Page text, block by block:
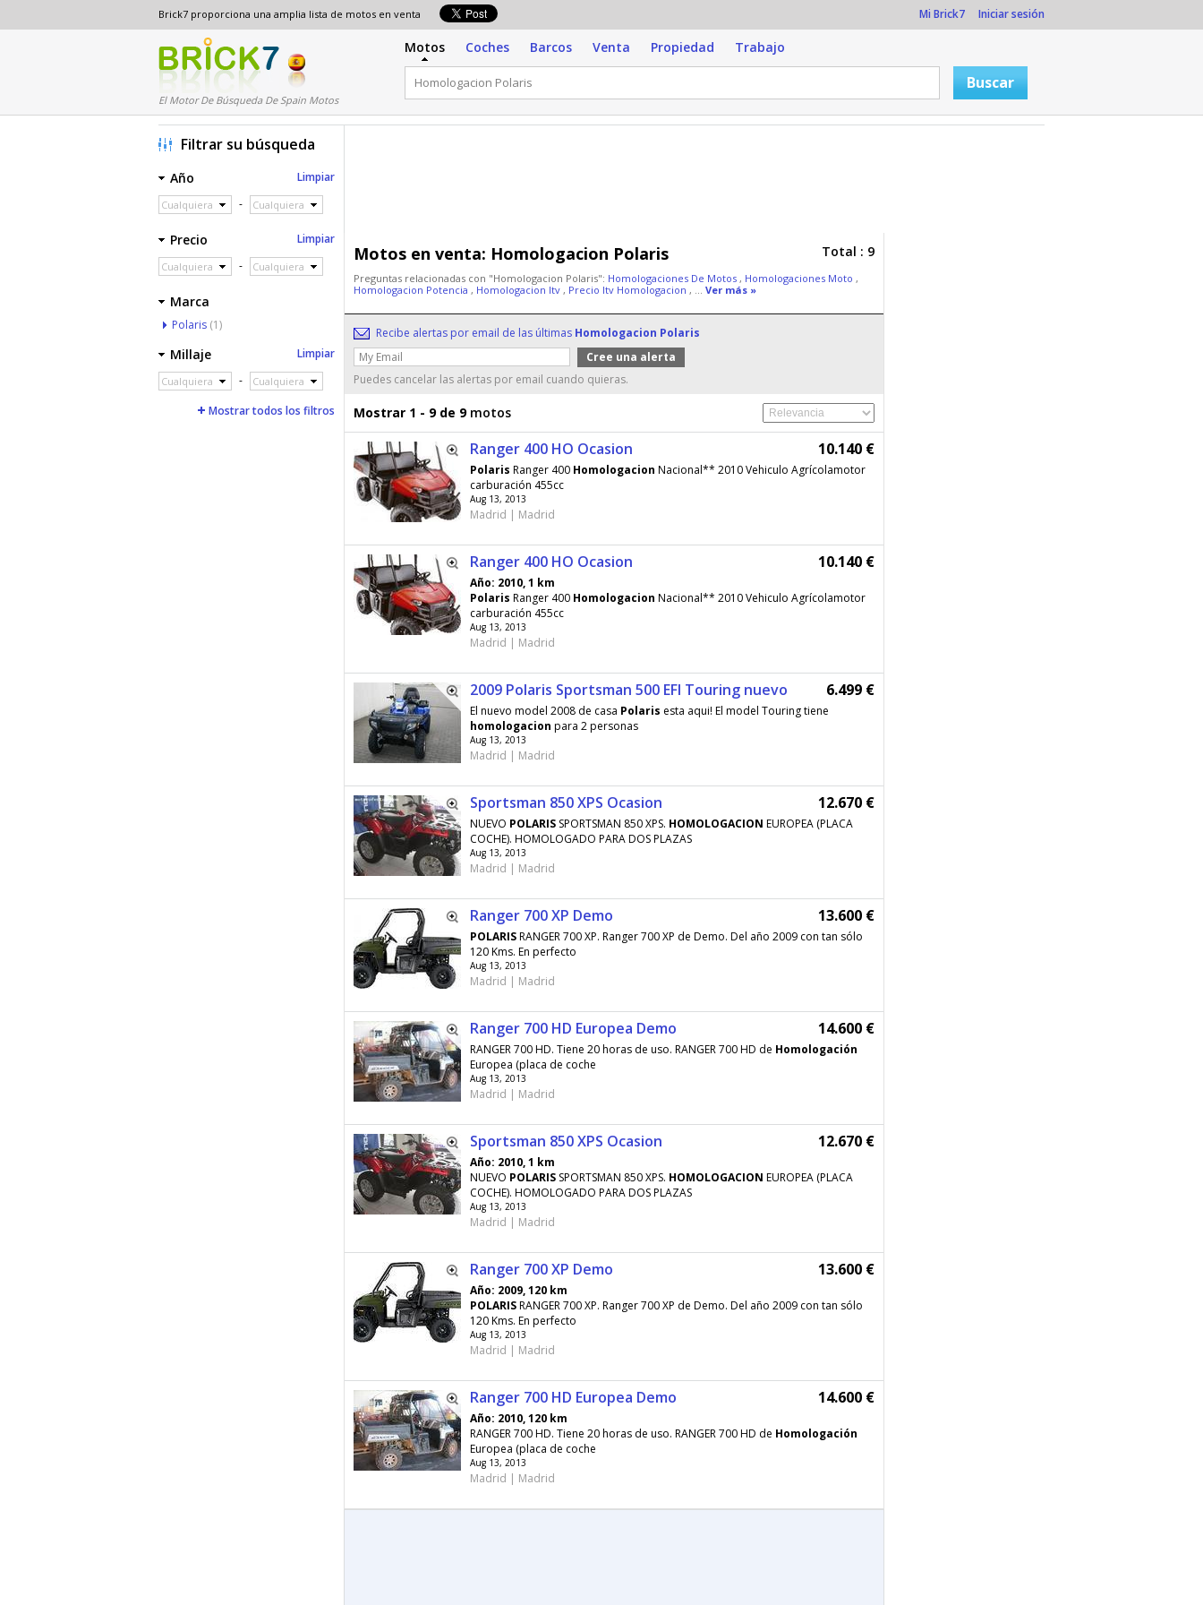
Brick7 proporciona una amplia lista de motos en venta Mi Brick7 Iniciar sesión
El Motor De Búsqueda De Spain Motos
Motos Coches Barcos Venta Propiedad Trabajo
Motos en venta: Homologacion Polaris Total : 9
Preguntas relacionadas con "Homologacion Polaris": Homologaciones De Motos , Homologaciones Moto ,
Homologacion Potencia , Homologacion Itv , Precio Itv Homologacion , ... Ver más »
Recibe alertas por email de las últimas Homologacion Polaris
Puedes cancelar las alertas por email cuando quieras.
Mostrar 1 - 9 de 9motos
Ranger 400 HO Ocasion 10.140 €
Polaris Ranger 400 Homologacion Nacional** 2010 Vehiculo Agrícolamotor
carburación 455cc
Aug 13, 2013
Madrid | Madrid
Ranger 400 HO Ocasion 10.140 €
Año: 2010, 1 km
Polaris Ranger 400 Homologacion Nacional** 2010 Vehiculo Agrícolamotor
carburación 455cc
Aug 13, 2013
Madrid | Madrid
2009 Polaris Sportsman 500 EFI Touring nuevo 6.499 €
El nuevo model 2008 de casa Polaris esta aqui! El model Touring tiene
homologacion para 2 personas
Aug 13, 2013
Madrid | Madrid
Sportsman 850 XPS Ocasion 12.670 €
NUEVO POLARIS SPORTSMAN 850 XPS. HOMOLOGACION EUROPEA (PLACA
COCHE). HOMOLOGADO PARA DOS PLAZAS
Aug 13, 2013
Madrid | Madrid
Ranger 700 XP Demo 13.600 €
POLARISRANGER 700 XP. Ranger 700 XP de Demo. Del año 2009 con tan sólo
120 Kms. En perfecto
Aug 13, 2013
Madrid | Madrid
Ranger 700 HD Europea Demo 14.600 €
RANGER 700 HD. Tiene 20 horas de uso. RANGER 700 HD de Homologación
Europea (placa de coche
Aug 13, 2013
Madrid | Madrid
Sportsman 850 XPS Ocasion 12.670 €
Año: 2010, 1 km
NUEVO POLARIS SPORTSMAN 850 XPS. HOMOLOGACION EUROPEA (PLACA
COCHE). HOMOLOGADO PARA DOS PLAZAS
Aug 13, 2013
Madrid | Madrid
Ranger 700 XP Demo 13.600 €
Año: 2009, 120 km
POLARISRANGER 700 XP. Ranger 700 XP de Demo. Del año 2009 con tan sólo
120 Kms. En perfecto
Aug 13, 2013
Madrid | Madrid
Ranger 700 HD Europea Demo 14.600 €
Año: 2010, 120 km
RANGER 700 HD. Tiene 20 horas de uso. RANGER 700 HD de Homologación
Europea (placa de coche
Aug 13, 2013
Madrid | Madrid
Filtrar su búsqueda
Año Limpiar
Cualquiera - Cualquiera
Precio Limpiar
Cualquiera - Cualquiera
Marca
Polaris (1)
Millaje Limpiar
Cualquiera - Cualquiera
Mostrar todos los filtros